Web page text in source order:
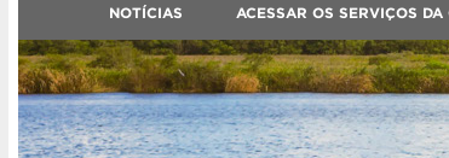
NOTÍCIAS ACESSAR OS SERVIÇOS DA